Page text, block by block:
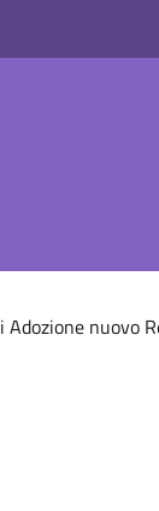
Adozione nuovo